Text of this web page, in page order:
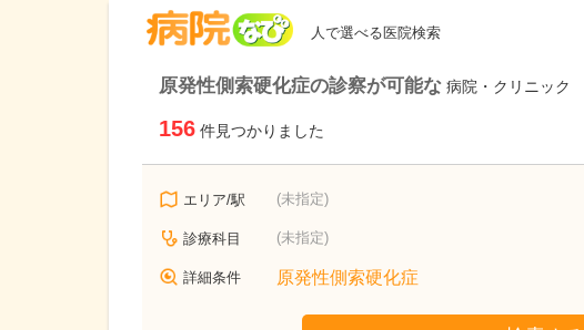
人で選べる医院検索
原発性側索硬化症の診察が可能な 病院・クリニック
156 件見つかりました
エリア/駅 (未指定)
診療科目 (未指定)
詳細条件 原発性側索硬化症